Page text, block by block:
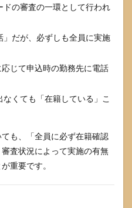
の審査の一環として行われ
だが、必ずしも全員に実施
じて申込時の勤務先に電話
くても「在籍している」こ
も、「全員に必ず在籍確認
査状況によって実施の有無
重要です。